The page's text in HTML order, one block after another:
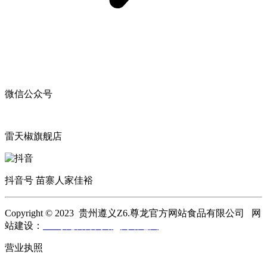
微信公众号
雷天椒旗舰店
抖音号 苗寨人家佳裕
Copyright © 2023 贵州遵义Z6.尊龙官方网站食品有限公司 网
站建设：
营业执照